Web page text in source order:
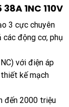
1NC 110V
3 cực chuyên
động cơ, phụ
với điện áp
kế mạch
đến 2000 triệu